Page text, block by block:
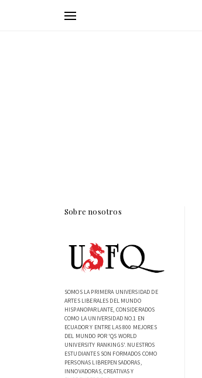
Sobre nosotros
SOMOS LA PRIMERA UNIVERSIDAD DE
ARTES LIBERALES DEL MUNDO
HISPANOPARLANTE, CONSIDERADOS
COMO LA UNIVERSIDAD NO.1 EN
ECUADOR Y ENTRE LAS 800 MEJORES
DEL MUNDO POR 'QS WORLD
UNIVERSITY RANKINGS'. NUESTROS
ESTUDIANTES SON FORMADOS COMO
PERSONAS LIBREPENSADORAS,
INNOVADORAS, CREATIVAS Y